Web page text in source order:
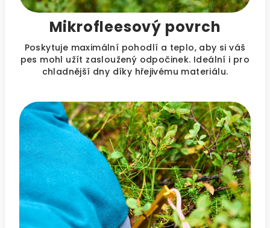
Mikrofleesový povrch
Poskytuje maximální pohodlí a teplo, aby si váš
pes mohl užít zasloužený odpočinek. Ideální i pro
chladnější dny díky hřejivému materiálu.